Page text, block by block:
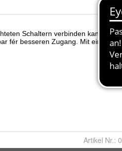
Artikel Nr.: